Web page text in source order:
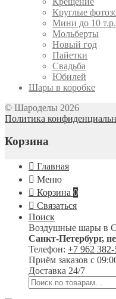
Круглые
Мини до 10 т.р.
Мольберты
Новый год
Пайетки
Свадьба
Юбилей
Шары в коробке
© Шароделы 2026
Политика
Корзина
Главная
Меню
Корзина 0
Связаться
Поиск
Воздушные шары в
Санкт-Петербург,
Телефон: +7 962 382-
Приём заказов с
Доставка 24/7
Искать: